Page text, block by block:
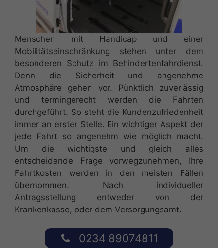
Menschen mit Handicap und einer
Mobilitätseinschränkung stehen unter dem
besonderen Schutz im Behindertenfahrdienst.
Denn die Sicherheit und angenehme
Atmosphäre gehen vor. Pünktlich zuverlässig
und termingerecht werden die Fahrten
durchgeführt. So steht die Kundenzufriedenheit
immer an erster Stelle. Ein wichtiger Aspekt der
jede Fahrt so angenehm wie möglich macht.
Um die wichtigste und gleich alles
entscheidende Frage vorwegzunehmen, Ihre
Fahrtkosten werden in den meisten Fällen
übernommen. Nach individueller
Antragsstellung entweder von der
Krankenkasse, oder dem Versorgungsamt.
0234 89074811